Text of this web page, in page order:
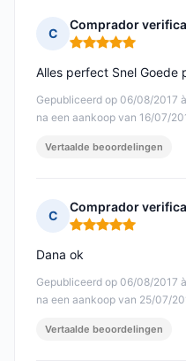
C
Comprador
Opmerking: 5 van 5
Gepubliceerd op 06/08/2017
na een aankoop van 16/07/
Alles perfect Snel Goede
Vertaalde beoordelingen
C
Comprador
Opmerking: 5 van 5
Gepubliceerd op 06/08/2017
na een aankoop van 25/07/
Dana ok
Vertaalde beoordelingen